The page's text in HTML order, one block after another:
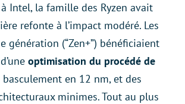
à Intel, la famille des Ryzen avait
refonte à l’impact modéré. Les
génération (“Zen+”) bénéficiaient
optimisation du procédé de
basculement en 12 nm, et des
minimes. Tout au plus